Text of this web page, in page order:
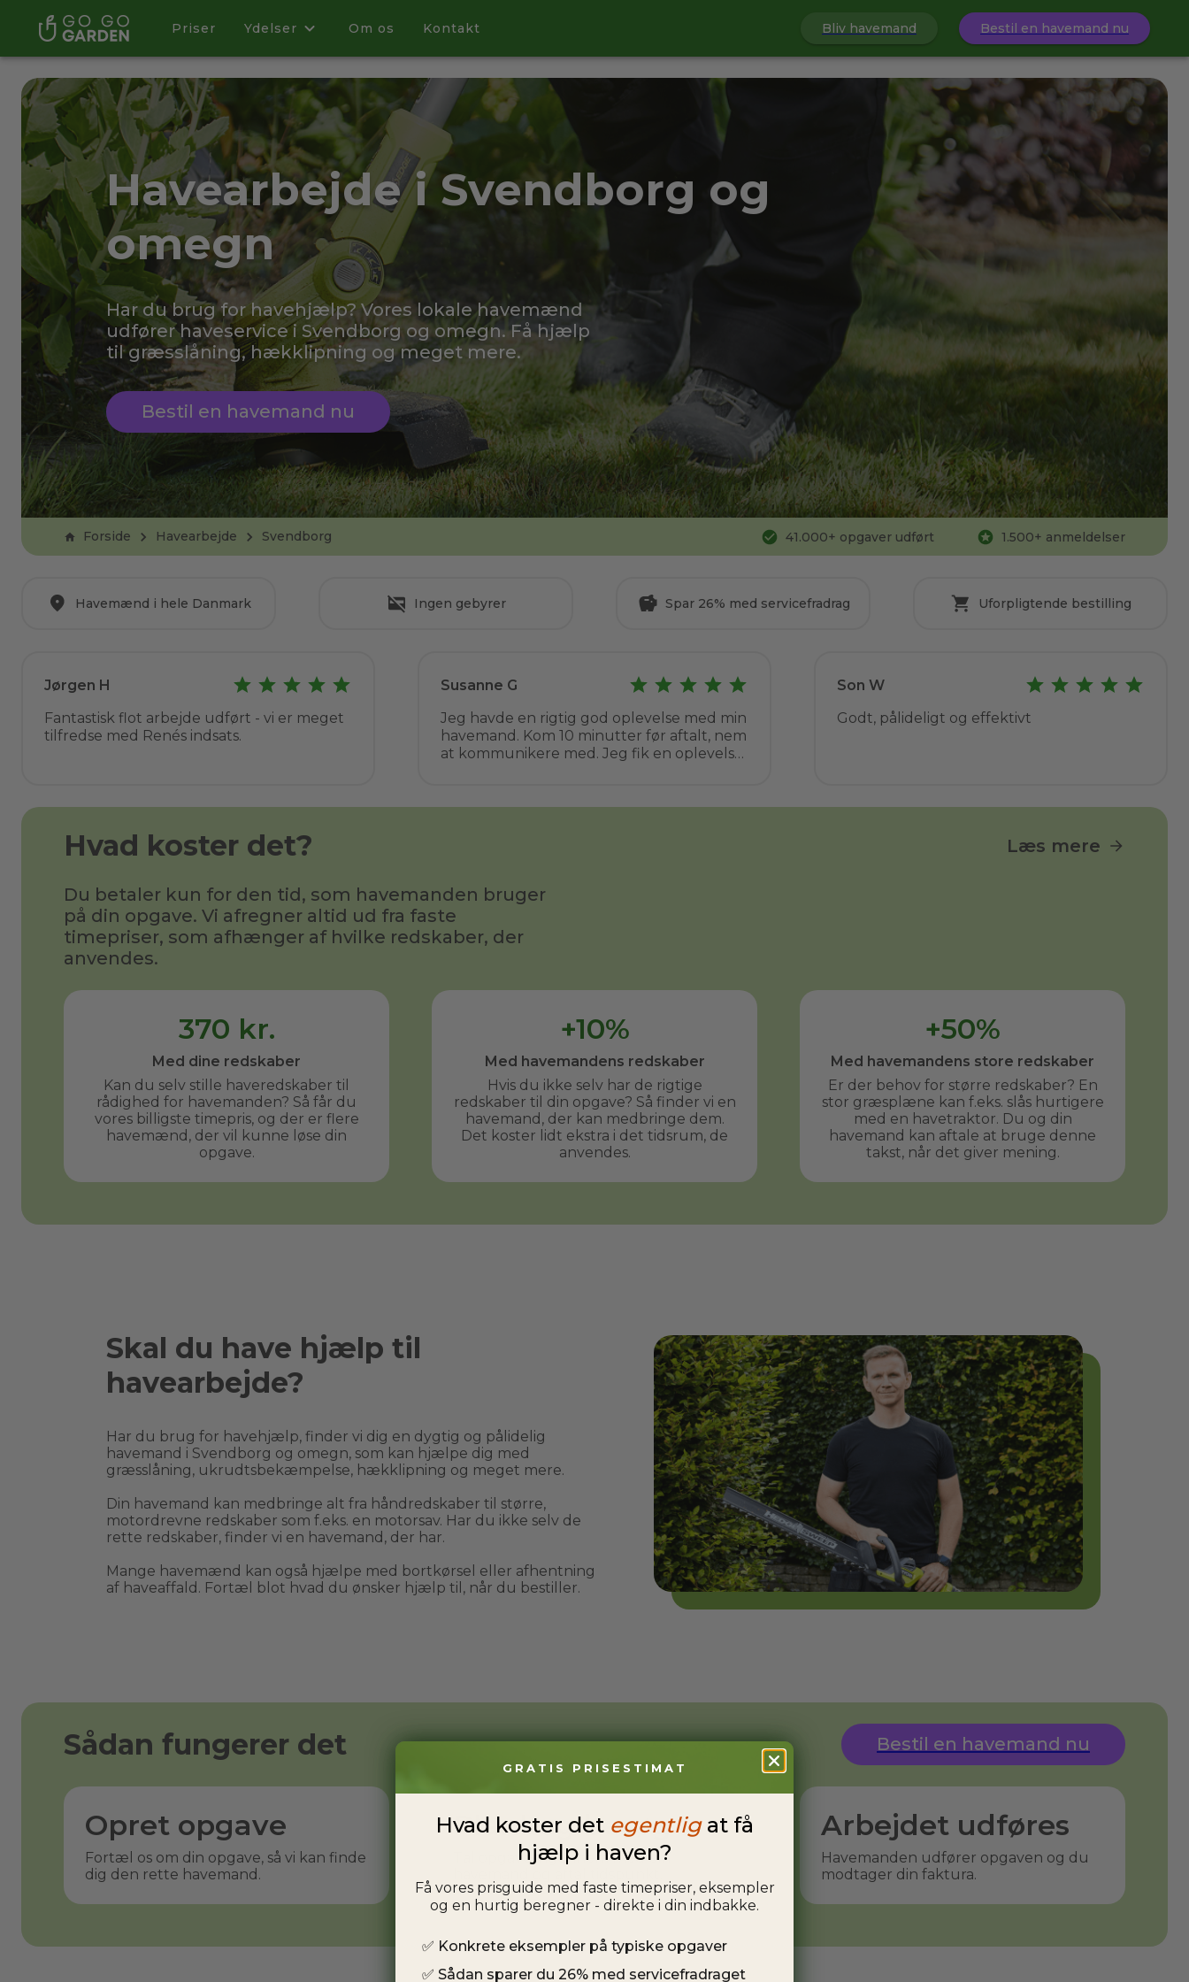
Priser Ydelser Om os Kontakt Bliv havemand Bestil en havemand nu
Havearbejde i Svendborg og
omegn
Har du brug for havehjælp? Vores lokale havemænd
udfører haveservice i Svendborg og omegn. Få hjælp
til græsslåning, hækklipning og meget mere.
Bestil en havemand nu
Forside Havearbejde Svendborg 41.000+ opgaver udført 1.500+ anmeldelser
Havemænd i hele Danmark Ingen gebyrer Spar 26% med servicefradrag Uforpligtende bestilling
Jørgen H
Fantastisk flot arbejde udført - vi er meget
tilfredse med Renés indsats.
Susanne G
Jeg havde en rigtig god oplevelse med min
havemand. Kom 10 minutter før aftalt, nem
at kommunikere med. Jeg fik en oplevelse
sidste gang. Jeg har allerede anbefalet
Son W
Godt, pålideligt og effektivt
Hvad koster det? Læs mere
Du betaler kun for den tid, som havemanden bruger
på din opgave. Vi afregner altid ud fra faste
timepriser, som afhænger af hvilke redskaber, der
anvendes.
370 kr.
Med dine redskaber
Kan du selv stille haveredskaber til
rådighed for havemanden? Så får du
vores billigste timepris, og der er flere
havemænd, der vil kunne løse din
opgave.
+10%
Med havemandens redskaber
Hvis du ikke selv har de rigtige
redskaber til din opgave? Så finder vi en
havemand, der kan medbringe dem.
Det koster lidt ekstra i det tidsrum, de
anvendes.
+50%
Med havemandens store redskaber
Er der behov for større redskaber? En
stor græsplæne kan f.eks. slås hurtigere
med en havetraktor. Du og din
havemand kan aftale at bruge denne
takst, når det giver mening.
Skal du have hjælp til
havearbejde?
Har du brug for havehjælp, finder vi dig en dygtig og pålidelig
havemand i Svendborg og omegn, som kan hjælpe dig med
græsslåning, ukrudtsbekæmpelse, hækklipning og meget mere.
Din havemand kan medbringe alt fra håndredskaber til større,
motordrevne redskaber som f.eks. en motorsav. Har du ikke selv de
rette redskaber, finder vi en havemand, der har.
Mange havemænd kan også hjælpe med bortkørsel eller afhentning
af haveaffald. Fortæl blot hvad du ønsker hjælp til, når du bestiller.
Sådan fungerer det Bestil en havemand nu
Opret opgave
Fortæl os om din opgave, så vi kan finde
dig den rette havemand.
Planlæg besøg
Tal opgaven igennem med din
Arbejdet udføres
Havemanden udfører opgaven og du
modtager din faktura.
GRATIS PRISESTIMAT
Hvad koster det egentligat få
hjælp i haven?
Få vores prisguide med faste timepriser, eksempler
og en hurtig beregner - direkte i din indbakke.
✅ Konkrete eksempler på typiske opgaver
✅ Sådan sparer du 26% med servicefradraget